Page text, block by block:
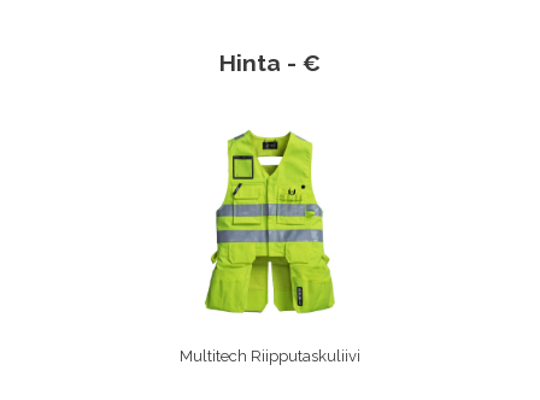
Hinta - €
Multitech Riipputaskuliivi